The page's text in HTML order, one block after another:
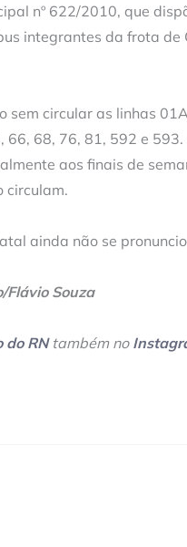
nº 622/2010, que
integrantes da frota de
sem circular as linhas
66, 68, 76, 81, 592 e
aos finais de
circulam.
ainda não se
Flávio Souza
do RNtambém no